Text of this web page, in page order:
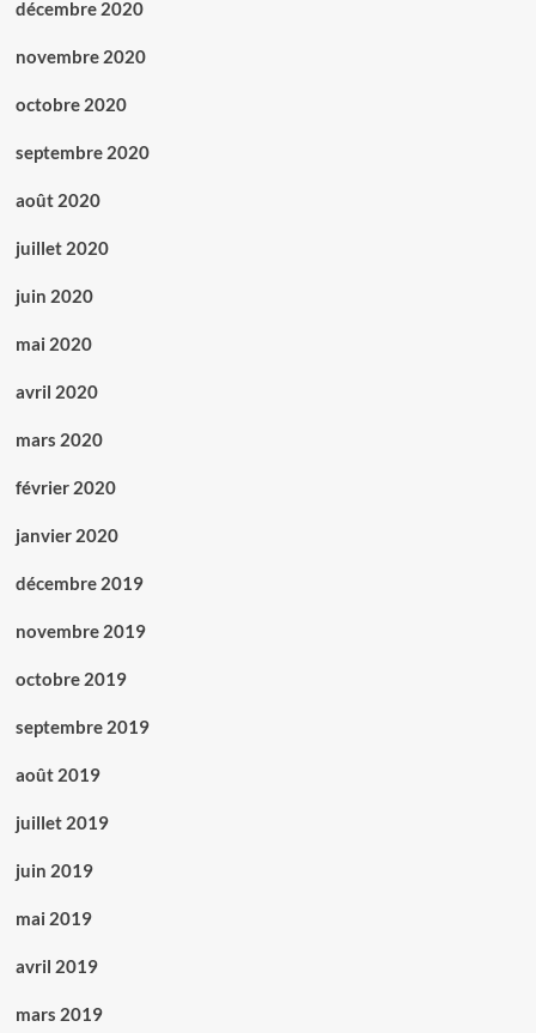
décembre 2020
novembre 2020
octobre 2020
septembre 2020
août 2020
juillet 2020
juin 2020
mai 2020
avril 2020
mars 2020
février 2020
janvier 2020
décembre 2019
novembre 2019
octobre 2019
septembre 2019
août 2019
juillet 2019
juin 2019
mai 2019
avril 2019
mars 2019